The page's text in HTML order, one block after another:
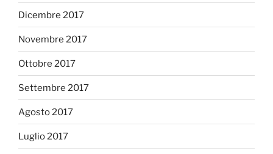
Dicembre 2017
Novembre 2017
Ottobre 2017
Settembre 2017
Agosto 2017
Luglio 2017